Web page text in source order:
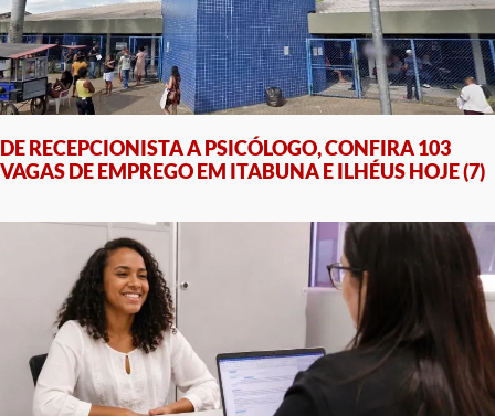
DE RECEPCIONISTA A PSICÓLOGO, CONFIRA 103
VAGAS DE EMPREGO EM ITABUNA E ILHÉUS HOJE (7)